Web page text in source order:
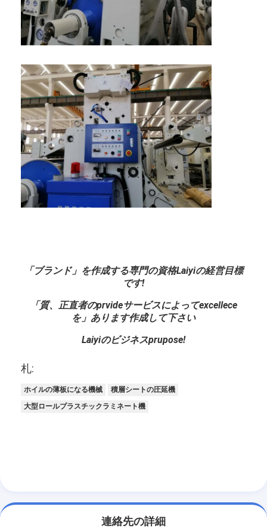
放出のコーティングのラミネーション機械
放出の薄板になる機械
フィルムの薄板になる機械
プラスチック ラミネーション機械
コーティングのラミネーション機械
放出のコータ
紙のコーティング マシン
倍は薄板になる機械味方しました
「ブランド」を作成する専門の資格Laiyiの経営目標
です!
「質、正直者のprvideサービスによってexcellece
を」あります作成して下さい
Laiyiのビジネスprupose!
札:
ホイルの薄板になる機械
積層シートの圧延機
大型ロールプラスチックラミネート機
連絡先の詳細